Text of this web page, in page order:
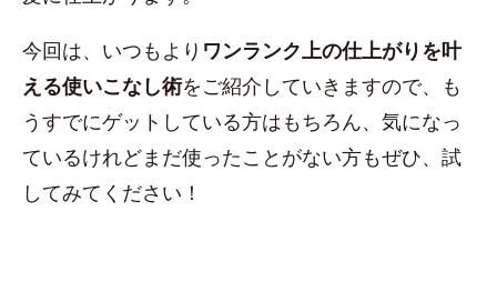
今回は、いつもより ワンランク上の仕上がりを叶
える使いこなし術をご紹介していきますので、も
うすでにゲットしている方はもちろん、気になっ
ているけれどまだ使ったことがない方もぜひ、試
してみてください！